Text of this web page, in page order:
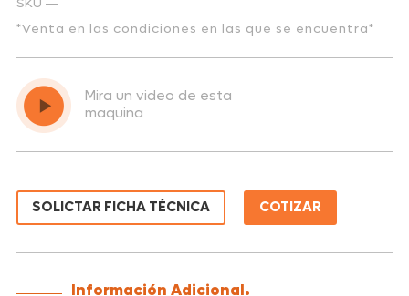
*Venta en las condiciones en las que se encuentra*
Mira un video de esta
maquina
SOLICTAR FICHA TÉCNICA COTIZAR
Información Adicional.